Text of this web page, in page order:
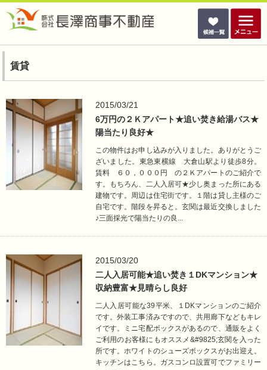
賃貸
2015/03/21
6万円の２Ｋアパート★追い焚き給湯バス★
陽当たり良好★
この物件はお申し込みが入りました。ありがとうご
ざいました。東急東横線 大倉山駅より徒歩8分。
賃料 ６０，０００円 の２Ｋアパートのご紹介で
す。もちろん、二人入居可★少し奥まった所にある
建物です。周辺は住宅街です。１階は貸し主様のご
自宅です。階段を昇ると。玄関は最近交換しました
♪三面採光で陽当たりの良...
2015/03/20
二人入居可能★追い焚き１DKマンション★
収納豊富★見晴らし良好
二人入居可能な39平米、１DKマンションのご紹介
です。外装工事済みですので、共用廊下などもキレ
イです。ミニ宅配ボックスがあるので、通販をよく
ご利用のお客様にもオススメ&#9825;玄関を入った
所です。ホワイトのシューズボックスがお出迎え。
キッチンはこちら。ガスコンロ設置可でファミリー